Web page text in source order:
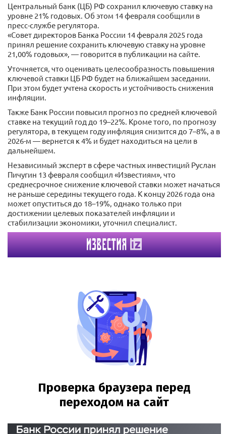
Центральный банк (ЦБ) РФ сохранил ключевую ставку на
уровне 21% годовых. Об этом 14 февраля сообщили в
пресс-службе регулятора.
«Совет директоров Банка России 14 февраля 2025 года
принял решение сохранить ключевую ставку на уровне
21,00% годовых», — говорится в публикации на сайте.
Уточняется, что оценивать целесообразность повышения
ключевой ставки ЦБ РФ будет на ближайшем заседании.
При этом будет учтена скорость и устойчивость снижения
инфляции.
Также Банк России повысил прогноз по средней ключевой
ставке на текущий год до 19–22%. Кроме того, по прогнозу
регулятора, в текущем году инфляция снизится до 7–8%, а в
2026-м — вернется к 4% и будет находиться на цели в
дальнейшем.
Независимый эксперт в сфере частных инвестиций Руслан
Пичугин 13 февраля сообщил «Известиям», что
среднесрочное снижение ключевой ставки может начаться
не раньше середины текущего года. К концу 2026 года она
может опуститься до 18–19%, однако только при
достижении целевых показателей инфляции и
стабилизации экономики, уточнил специалист.